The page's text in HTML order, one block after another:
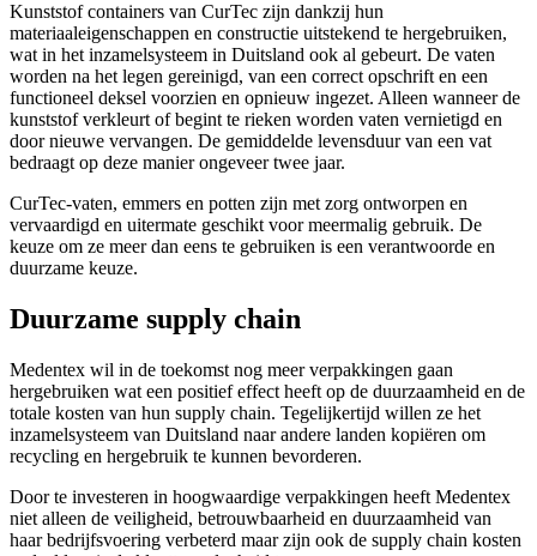
Kunststof containers van CurTec zijn dankzij hun
materiaaleigenschappen en constructie uitstekend te hergebruiken,
wat in het inzamelsysteem in Duitsland ook al gebeurt. De vaten
worden na het legen gereinigd, van een correct opschrift en een
functioneel deksel voorzien en opnieuw ingezet. Alleen wanneer de
kunststof verkleurt of begint te rieken worden vaten vernietigd en
door nieuwe vervangen. De gemiddelde levensduur van een vat
bedraagt op deze manier ongeveer twee jaar.
CurTec-vaten, emmers en potten zijn met zorg ontworpen en
vervaardigd en uitermate geschikt voor meermalig gebruik. De
keuze om ze meer dan eens te gebruiken is een verantwoorde en
duurzame keuze.
Duurzame supply chain
Medentex wil in de toekomst nog meer verpakkingen gaan
hergebruiken wat een positief effect heeft op de duurzaamheid en de
totale kosten van hun supply chain. Tegelijkertijd willen ze het
inzamelsysteem van Duitsland naar andere landen kopiëren om
recycling en hergebruik te kunnen bevorderen.
Door te investeren in hoogwaardige verpakkingen heeft Medentex
niet alleen de veiligheid, betrouwbaarheid en duurzaamheid van
haar bedrijfsvoering verbeterd maar zijn ook de supply chain kosten